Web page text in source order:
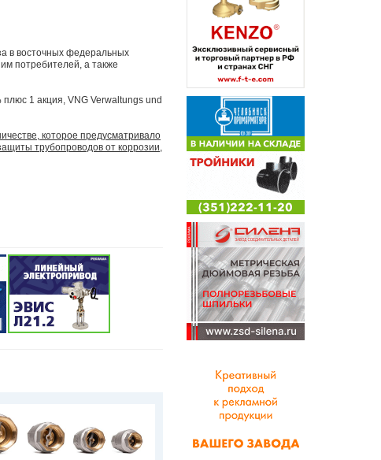
в восточных федеральных
потребителей, а также
1 акция, VNG Verwaltungs und
которое предусматривало
трубопроводов от коррозии,